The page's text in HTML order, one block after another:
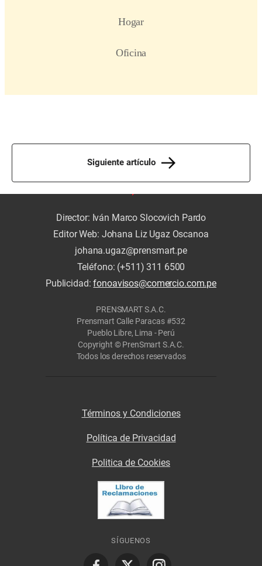
Siguiente artículo
Director: Iván Marco Slocovich Pardo
Editor Web: Johana Liz Ugaz Oscanoa
johana.ugaz@prensmart.pe
Teléfono: (+511) 311 6500
Publicidad:fonoavisos@comercio.com.pe
PRENSMART S.A.C.
Prensmart Calle Paracas #532
Pueblo Libre, Lima - Perú
Copyright © PrenSmart S.A.C.
Todos los derechos reservados
Términos y Condiciones
Política de Privacidad
Politica de Cookies
SÍGUENOS